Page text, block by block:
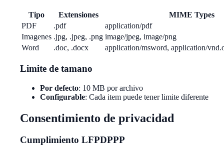
Tipo Extensiones
MIME Types
PDF
.pdf
application/pdf
Imagenes .jpg, .jpeg, .png image/jpeg, image/png
Word
.doc, .docx application/msword, application/
Limite de tamano
Por defecto: 10 MB por archivo
Configurable: Cada item puede tener limite diferente
Consentimiento de privacidad
Cumplimiento LFPDPPP